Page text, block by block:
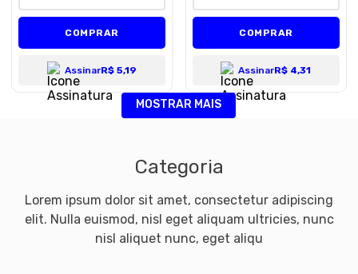
COMPRAR
AssinarR$ 5,19
COMPRAR
AssinarR$ 4,31
MOSTRAR MAIS
Categoria
Lorem ipsum dolor sit amet, consectetur adipiscing
elit. Nulla euismod, nisl eget aliquam ultricies, nunc
nisl aliquet nunc, eget aliqu